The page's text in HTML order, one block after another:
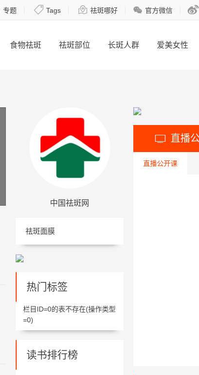
专题  Tags  祛斑哪好  官方微信 
食物祛斑 祛斑部位 长斑人群 爱美女性
中国祛斑网
祛斑面膜
热门标签
栏目ID=0的表不存在(操作类型
=0)
读书排行榜
 直播
直播公开课